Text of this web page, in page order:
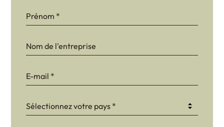
0GtJoawaq8bUCcZ
Sélectionnez votre pays *